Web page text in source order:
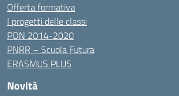
Offerta formativa
I progetti delle classi
PON 2014-2020
PNRR – Scuola Futura
ERASMUS PLUS
Novità